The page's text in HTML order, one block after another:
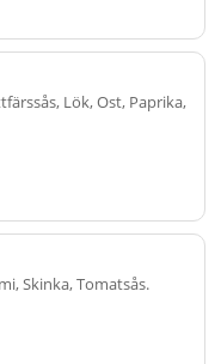
Lök, Ost, Paprika,
Skinka, Tomatsås.